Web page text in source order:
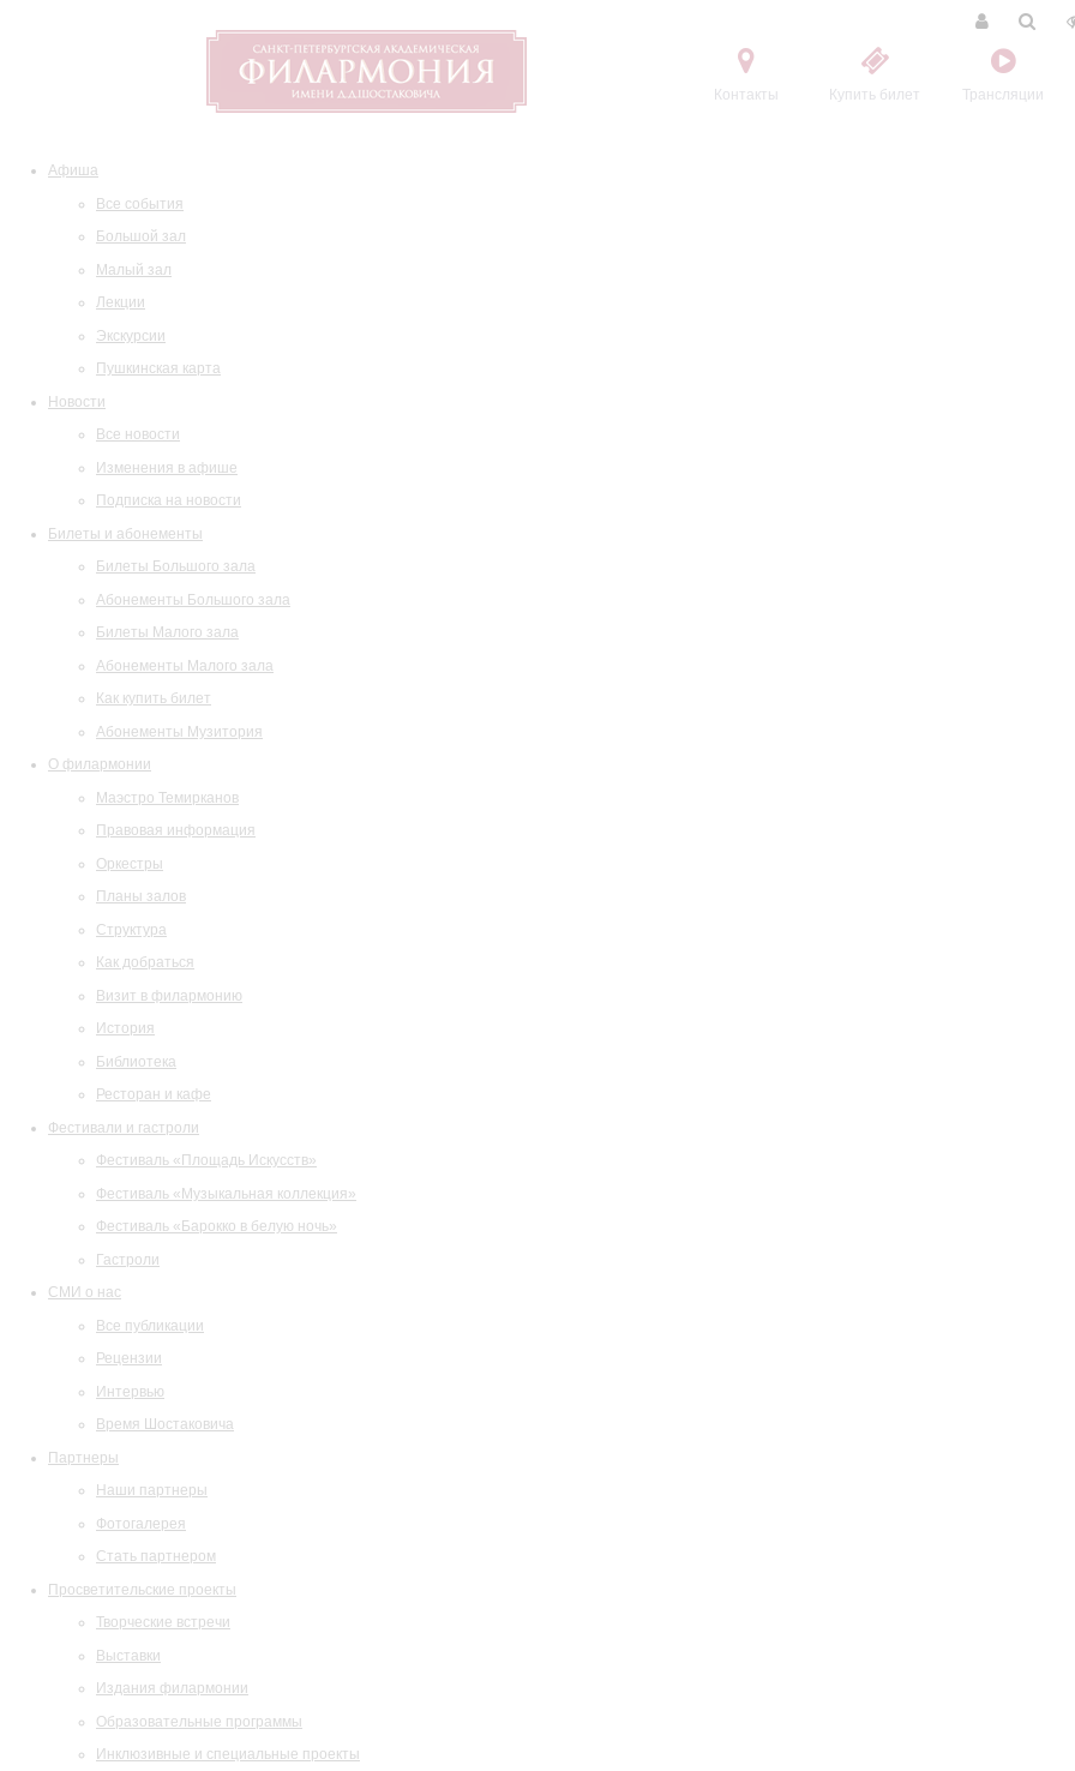
Контакты Купить билет Трансляции
Афиша
Все события
Большой зал
Малый зал
Лекции
Экскурсии
Пушкинская карта
Новости
Все новости
Изменения в афише
Подписка на новости
Билеты и абонементы
Билеты Большого зала
Абонементы Большого зала
Билеты Малого зала
Абонементы Малого зала
Как купить билет
Абонементы Музитория
О филармонии
Маэстро Темирканов
Правовая информация
Оркестры
Планы залов
Структура
Как добраться
Визит в филармонию
История
Библиотека
Ресторан и кафе
Фестивали и гастроли
Фестиваль «Площадь Искусств»
Фестиваль «Музыкальная коллекция»
Фестиваль «Барокко в белую ночь»
Гастроли
СМИ о нас
Все публикации
Рецензии
Интервью
Время Шостаковича
Партнеры
Наши партнеры
Фотогалерея
Стать партнером
Просветительские проекты
Творческие встречи
Выставки
Издания филармонии
Образовательные программы
Инклюзивные и специальные проекты